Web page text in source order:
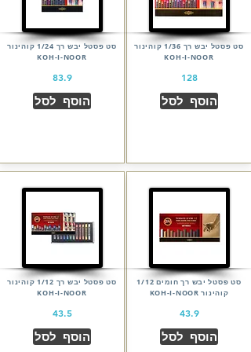
סט פסטל יבש רך 1/36 קוהינור
KOH-I-NOOR
128
הוסף לסל
סט פסטל יבש רך חומים 1/12
קוהינור KOH-I-NOOR
43.9
הוסף לסל
סט פסטל יבש רך 1/24 קוהינור
KOH-I-NOOR
83.9
הוסף לסל
סט פסטל יבש רך 1/12 קוהינור
KOH-I-NOOR
43.5
הוסף לסל